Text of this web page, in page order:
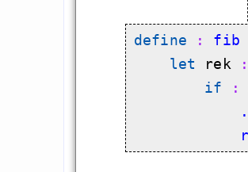
define : fib
let
rek
if
            .